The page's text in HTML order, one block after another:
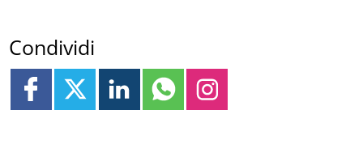
Condividi